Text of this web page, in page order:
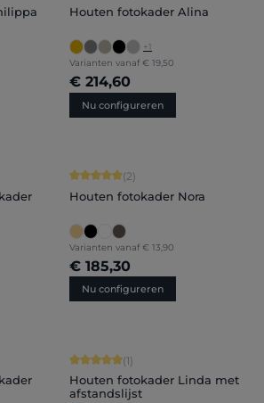
Houten fotokader Alina
+1
Varianten vanaf € 19,50
€ 214,60
Nu configureren
op 5 sterrenGemiddelde score van 5 op 5 sterren
(2)
Houten fotokader Nora
Varianten vanaf € 13,90
€ 185,30
Nu configureren
op 5 sterrenGemiddelde score van 5 op 5 sterren
(1)
Houten fotokader Linda met
afstandslijst